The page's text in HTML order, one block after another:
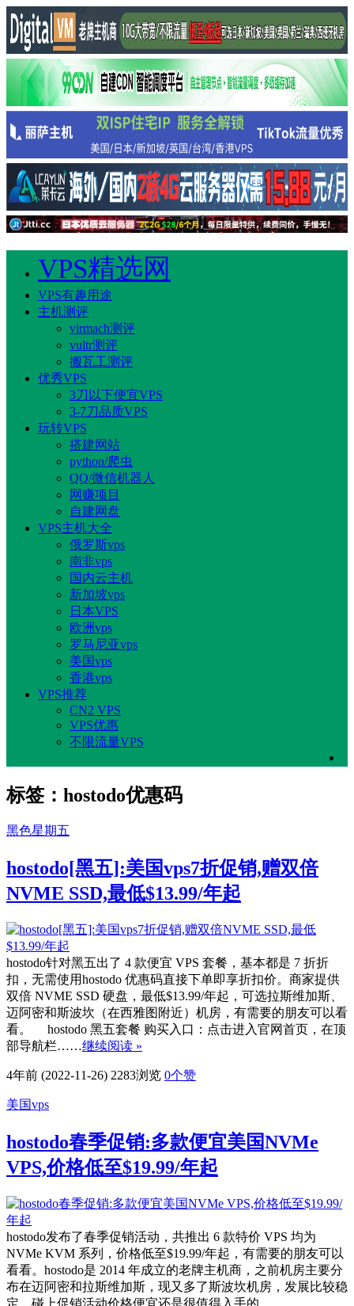
VPS精选网
VPS有趣用途
主机测评
virmach测评
vultr测评
搬瓦工测评
优秀VPS
3刀以下便宜VPS
3-7刀品质VPS
玩转VPS
搭建网站
python/爬虫
QQ/微信机器人
网赚项目
自建网盘
VPS主机大全
俄罗斯vps
南非vps
国内云主机
新加坡vps
日本VPS
欧洲vps
罗马尼亚vps
美国vps
香港vps
VPS推荐
CN2 VPS
VPS优惠
不限流量VPS
标签：hostodo优惠码
黑色星期五
hostodo[黑五]:美国vps7折促销,赠双倍
NVME SSD,最低$13.99/年起
hostodo针对黑五出了 4 款便宜 VPS 套餐，基本都是 7 折折
扣，无需使用hostodo 优惠码直接下单即享折扣价。商家提供
双倍 NVME SSD 硬盘，最低$13.99/年起，可选拉斯维加斯、
迈阿密和斯波坎（在西雅图附近）机房，有需要的朋友可以看
看。 hostodo 黑五套餐 购买入口：点击进入官网首页，在顶
部导航栏……继续阅读 »
4年前 (2022-11-26) 2283浏览 0个赞
美国vps
hostodo春季促销:多款便宜美国NVMe
VPS,价格低至$19.99/年起
hostodo发布了春季促销活动，共推出 6 款特价 VPS 均为
NVMe KVM 系列，价格低至$19.99/年起，有需要的朋友可以
看看。hostodo是 2014 年成立的老牌主机商，之前机房主要分
布在迈阿密和拉斯维加斯，现又多了斯波坎机房，发展比较稳
定，碰上促销活动价格便宜还是很值得入手的。